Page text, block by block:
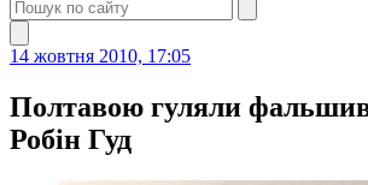
14 жовтня 2010, 17:05
Полтавою гуляли
Робін Гуд